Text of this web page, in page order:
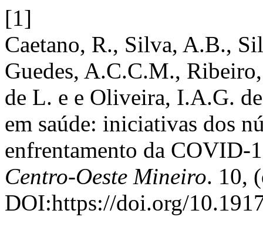
[1]
Caetano, R., Silva, A.B.,
Guedes, A.C.C.M.,
de L. e e Oliveira, I.A.G.
em saúde: iniciativas dos
enfrentamento da COVID-
Centro-Oeste Mineiro. 10,
DOI:https://doi.org/